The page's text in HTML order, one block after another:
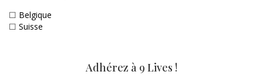
☐ Belgique
☐ Suisse
Adhérez à 9 Lives !